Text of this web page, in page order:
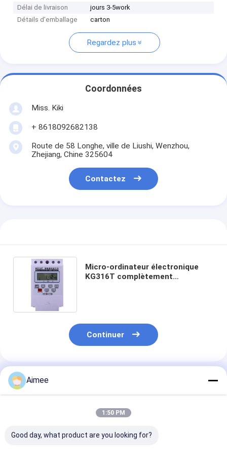
Délai de livraison
jours 3-5work
Détails d'emballage
carton
Regardez plus
Coordonnées
Miss. Kiki
+ 8618092682138
Route de 58 Longhe, ville de Liushi, Wenzhou,
Zhejiang, Chine 325604
Contactez
Micro-ordinateur électronique
KG316T complètement
Continuer
Produits Recommandés
Aimee
1:50 PM
Good day, what product are you looking for?